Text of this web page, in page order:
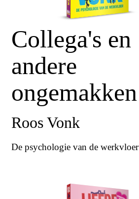
Collega's en
andere
ongemakken
Roos Vonk
De psychologie van de werkvloer